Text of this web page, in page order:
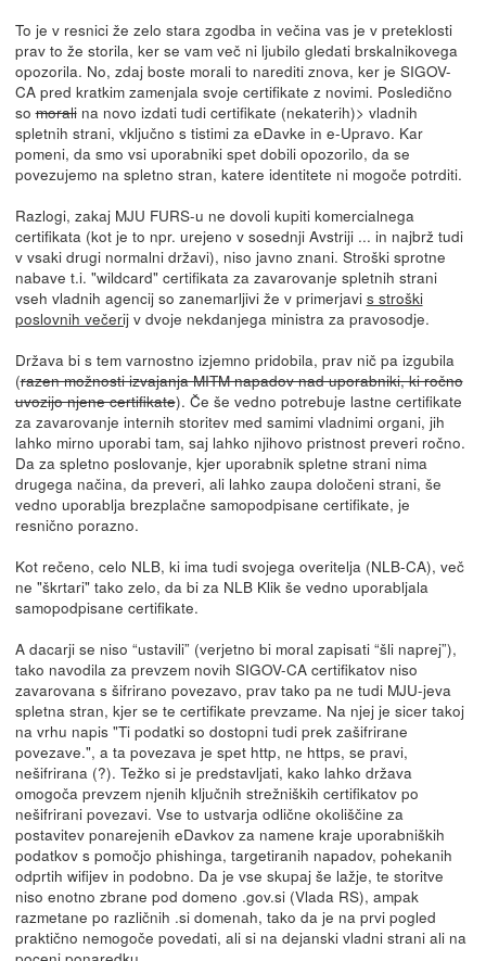
To je v resnici že zelo stara zgodba in večina vas je v preteklosti
prav to že storila, ker se vam več ni ljubilo gledati brskalnikovega
opozorila. No, zdaj boste morali to narediti znova, ker je SIGOV-
CA pred kratkim zamenjala svoje certifikate z novimi. Posledično
somoralina novo izdati tudi certifikate (nekaterih)> vladnih
spletnih strani, vključno s tistimi za eDavke in e-Upravo. Kar
pomeni, da smo vsi uporabniki spet dobili opozorilo, da se
povezujemo na spletno stran, katere identitete ni mogoče potrditi.
Razlogi, zakaj MJU FURS-u ne dovoli kupiti komercialnega
certifikata (kot je to npr. urejeno v sosednji Avstriji ... in najbrž tudi
v vsaki drugi normalni državi), niso javno znani. Stroški sprotne
nabave t.i. "wildcard" certifikata za zavarovanje spletnih strani
vseh vladnih agencij so zanemarljivi že v primerjavi s stroški
poslovnih večerijv dvoje nekdanjega ministra za pravosodje.
Država bi s tem varnostno izjemno pridobila, prav nič pa izgubila
(razen možnosti izvajanja MITM napadov nad uporabniki, ki ročno
uvozijo njene certifikate). Če še vedno potrebuje lastne certifikate
za zavarovanje internih storitev med samimi vladnimi organi, jih
lahko mirno uporabi tam, saj lahko njihovo pristnost preveri ročno.
Da za spletno poslovanje, kjer uporabnik spletne strani nima
drugega načina, da preveri, ali lahko zaupa določeni strani, še
vedno uporablja brezplačne samopodpisane certifikate, je
resnično porazno.
Kot rečeno, celo NLB, ki ima tudi svojega overitelja (NLB-CA), več
ne "škrtari" tako zelo, da bi za NLB Klik še vedno uporabljala
samopodpisane certifikate.
A dacarji se niso “ustavili” (verjetno bi moral zapisati “šli naprej”),
tako navodila za prevzem novih SIGOV-CA certifikatov niso
zavarovana s šifrirano povezavo, prav tako pa ne tudi MJU-jeva
spletna stran, kjer se te certifikate prevzame. Na njej je sicer takoj
na vrhu napis "Ti podatki so dostopni tudi prek zašifrirane
povezave.", a ta povezava je spet http, ne https, se pravi,
nešifrirana (?). Težko si je predstavljati, kako lahko država
omogoča prevzem njenih ključnih strežniških certifikatov po
nešifrirani povezavi. Vse to ustvarja odlične okoliščine za
postavitev ponarejenih eDavkov za namene kraje uporabniških
podatkov s pomočjo phishinga, targetiranih napadov, pohekanih
odprtih wifijev in podobno. Da je vse skupaj še lažje, te storitve
niso enotno zbrane pod domeno .gov.si (Vlada RS), ampak
razmetane po različnih .si domenah, tako da je na prvi pogled
praktično nemogoče povedati, ali si na dejanski vladni strani ali na